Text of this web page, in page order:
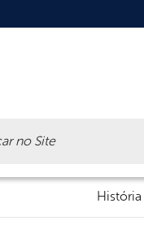
História